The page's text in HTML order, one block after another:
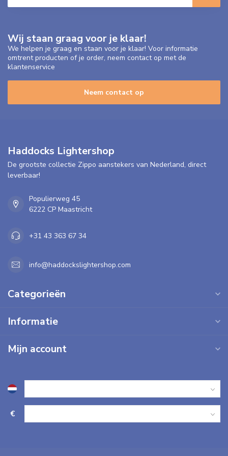
Wij staan graag voor je klaar!
We helpen je graag en staan voor je klaar! Voor informatie
omtrent producten of je order, neem contact op met de
klantenservice
Neem contact op
Haddocks Lightershop
De grootste collectie Zippo aanstekers van Nederland, direct
leverbaar!
Populierweg 45
6222 CP Maastricht
+31 43 363 67 34
info@haddockslightershop.com
Categorieën
Informatie
Mijn account
€